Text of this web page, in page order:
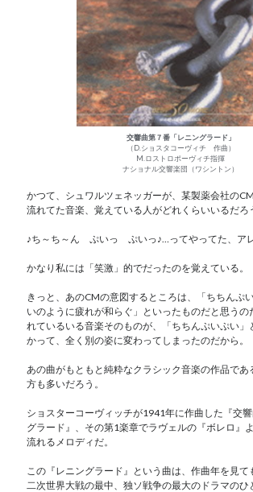
交響曲第７番「レニングラード」
（D.ショスタコーヴィチ 作曲）
M.ロストロポーヴィチ指揮
ナショナル交響楽団（ワシントン）
かつて、シュワルツェネッガーが、某製薬会社の
流れてた音楽、覚えている人がどれくらいいるだろ
♪ち～ち～ん ぷいっ ぷいっ♪…ってやってた、アレ
かなり私には「笑激」的でだったのを覚えている。
きっと、あのCMの意図するところは、「ちちんぷ
いのように疲れが和らぐ」といったものだと思うの
れているいる音楽そのものが、「ちちんぷいぷい」
かって、全く別の姿に変わってしまったのだから。
あの曲がもともと純粋なクラシック音楽の作品であ
方も多いだろう。
ショスターコーヴィッチが1941年に作曲した『交
グラード』、その第1楽章でラヴェルの『ボレロ』
流れるメロディだ。
この『レニングラード』という曲は、作曲年を見て
二次世界大戦の最中、独ソ戦争の最大のドラマのひ